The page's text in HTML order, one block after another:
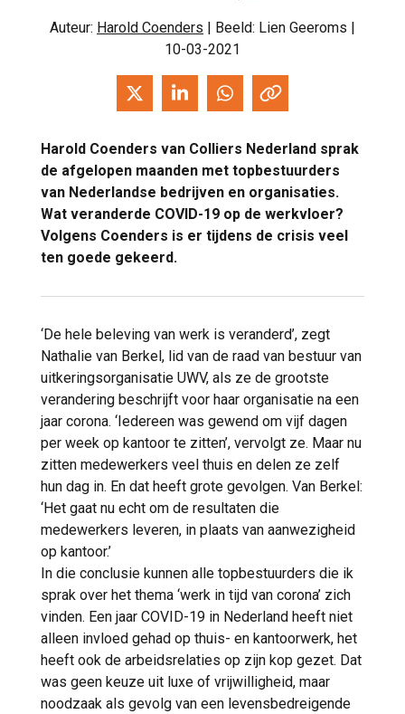
Auteur: Harold Coenders
| Beeld: Lien Geeroms |
10-03-2021
Harold Coenders van Colliers Nederland sprak
de afgelopen maanden met topbestuurders
van Nederlandse bedrijven en organisaties.
Wat veranderde COVID-19 op de werkvloer?
Volgens Coenders is er tijdens de crisis veel
ten goede gekeerd.
‘De hele beleving van werk is veranderd’, zegt
Nathalie van Berkel, lid van de raad van bestuur van
uitkeringsorganisatie UWV, als ze de grootste
verandering beschrijft voor haar organisatie na een
jaar corona. ‘Iedereen was gewend om vijf dagen
per week op kantoor te zitten’, vervolgt ze. Maar nu
zitten medewerkers veel thuis en delen ze zelf
hun dag in. En dat heeft grote gevolgen. Van Berkel:
‘Het gaat nu echt om de resultaten die
medewerkers leveren, in plaats van aanwezigheid
op kantoor.’
In die conclusie kunnen alle topbestuurders die ik
sprak over het thema ‘werk in tijd van corona’ zich
vinden. Een jaar COVID-19 in Nederland heeft niet
alleen invloed gehad op thuis- en kantoorwerk, het
heeft ook de arbeidsrelaties op zijn kop gezet. Dat
was geen keuze uit luxe of vrijwilligheid, maar
noodzaak als gevolg van een levensbedreigende